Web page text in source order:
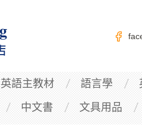
英語主教材 語言學
中文書 文具用品